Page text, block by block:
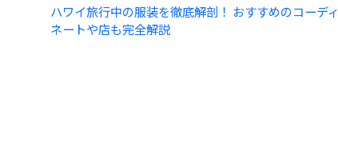
ハワイ旅行中の服装を徹底解剖！ おすすめのコーディ
ネートや店も完全解説